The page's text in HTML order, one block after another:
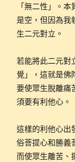
「無二性」。
是空，但因為我
生二元對立。
若能將此二元對
覺」，這就是佛
要使眾生脫離痛
須要有利他心。
這樣的利他心出
俗菩提心和勝義
而使眾生離苦、